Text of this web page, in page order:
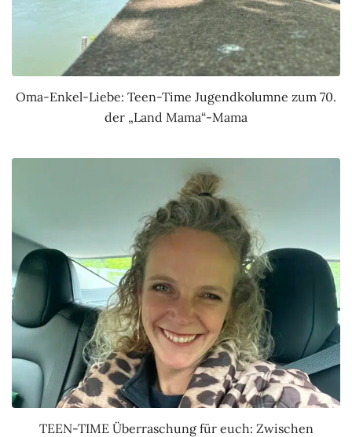
Oma-Enkel-Liebe: Teen-Time Jugendkolumne zum 70.
der „Land Mama“-Mama
TEEN-TIME Überraschung für euch: Zwischen